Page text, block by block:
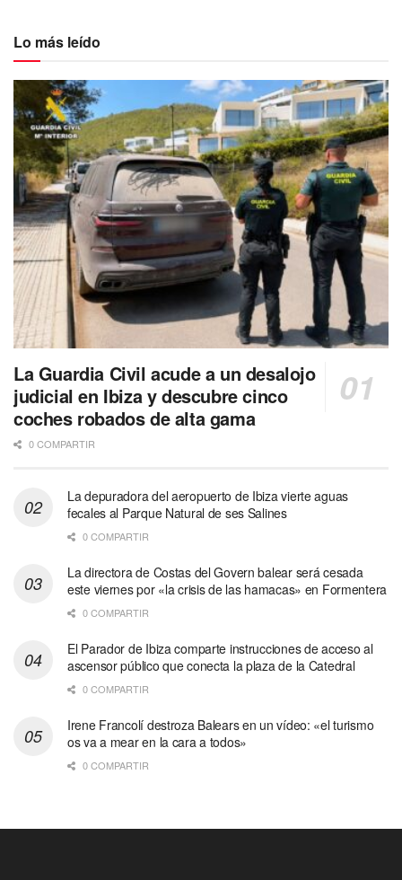
Lo más leído
La Guardia Civil acude a un desalojo
judicial en Ibiza y descubre cinco
coches robados de alta gama
0 COMPARTIR
La depuradora del aeropuerto de Ibiza vierte aguas
fecales al Parque Natural de ses Salines
0 COMPARTIR
La directora de Costas del Govern balear será cesada
este viernes por «la crisis de las hamacas» en Formentera
0 COMPARTIR
El Parador de Ibiza comparte instrucciones de acceso al
ascensor público que conecta la plaza de la Catedral
0 COMPARTIR
Irene Francolí destroza Balears en un vídeo: «el turismo
os va a mear en la cara a todos»
0 COMPARTIR